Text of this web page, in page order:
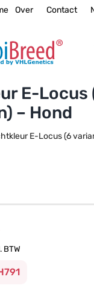
Over Contact
E-Locus
– Hond
E-Locus (6
BTW